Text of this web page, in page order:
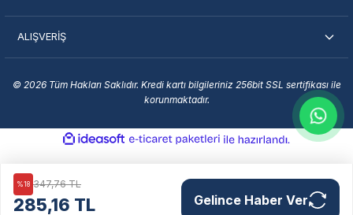
%18 347,76 TL
285,16 TL Gelince Haber Ver
ALIŞVERİŞ
© 2026 Tüm Hakları Saklıdır. Kredi kartı bilgileriniz 256bit SSL sertifikası ile
korunmaktadır.
ideasoft
e-